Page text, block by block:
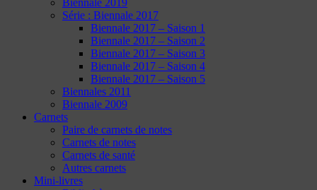
Série : Biennale 2017
Biennale 2017 – Saison 1
Biennale 2017 – Saison 2
Biennale 2017 – Saison 3
Biennale 2017 – Saison 4
Biennale 2017 – Saison 5
Biennales 2011
Biennale 2009
Carnets
Paire de carnets de notes
Carnets de notes
Carnets de santé
Autres carnets
Mini-livres